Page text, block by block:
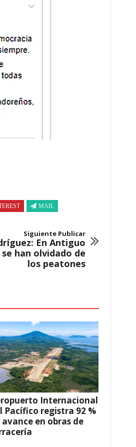
MAIL
Siguiente Publicar
En Antiguo
han olvidado de
los peatones
Internacional
Pacífico registra 92 %
avance en obras de